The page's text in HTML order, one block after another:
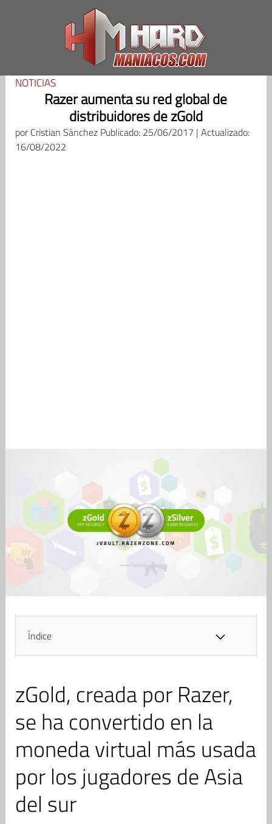
NOTICIAS
Razer aumenta su red global de
distribuidores de zGold
porCristian Sánchez Publicado: 25/06/2017 | Actualizado:
16/08/2022
Índice
zGold, creada por Razer,
se ha convertido en la
moneda virtual más usada
por los jugadores de Asia
del sur